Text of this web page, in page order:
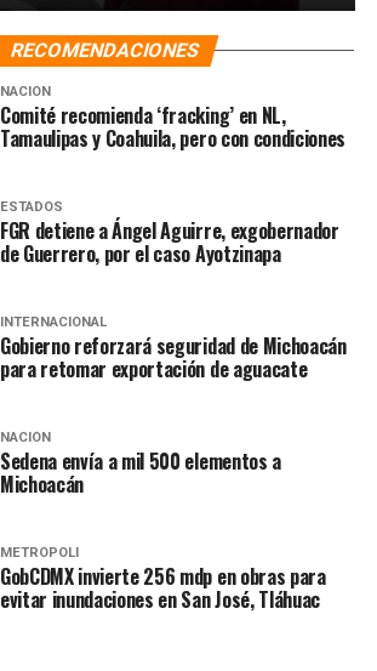
RECOMENDACIONES
NACIÓN
Comité recomienda ‘fracking’ en NL,
Tamaulipas y Coahuila, pero con condiciones
ESTADOS
FGR detiene a Ángel Aguirre, exgobernador
de Guerrero, por el caso Ayotzinapa
INTERNACIONAL
Gobierno reforzará seguridad de Michoacán
para retomar exportación de aguacate
NACIÓN
Sedena envía a mil 500 elementos a
Michoacán
METRÓPOLI
GobCDMX invierte 256 mdp en obras para
evitar inundaciones en San José, Tláhuac